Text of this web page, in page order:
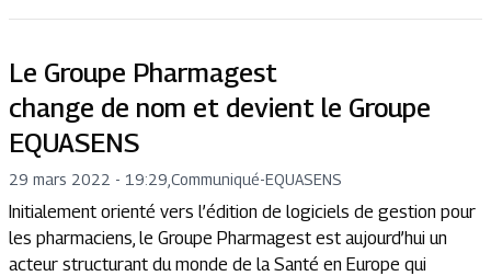
Le Groupe Pharmagest
change de nom et devient le Groupe
EQUASENS
29 mars 2022 - 19:29 Communiqué-EQUASENS
Initialement orienté vers l’édition de logiciels de gestion pour
les pharmaciens, le Groupe Pharmagest est aujourd’hui un
acteur structurant du monde de la Santé en Europe qui